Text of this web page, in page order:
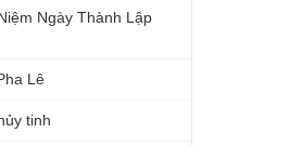
Ngày Thành Lập
Lê
tinh